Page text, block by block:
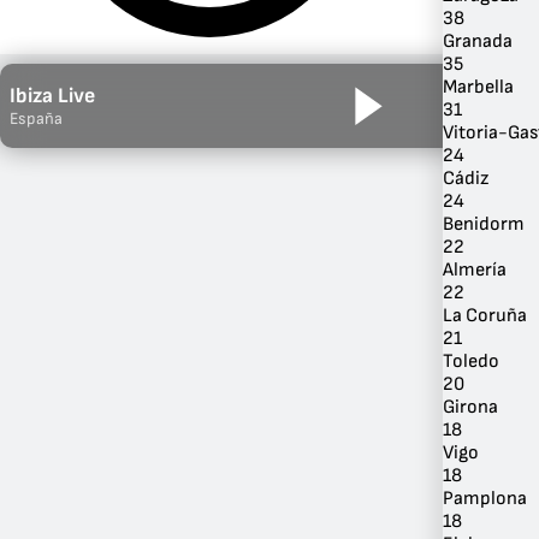
Por Género
Ibiza Live
España
38
Granada
35
Marbella
31
Vitoria-
24
Cádiz
24
Benidorm
22
Almería
22
La Coruña
21
Toledo
20
Girona
18
Vigo
18
Pamplona
18